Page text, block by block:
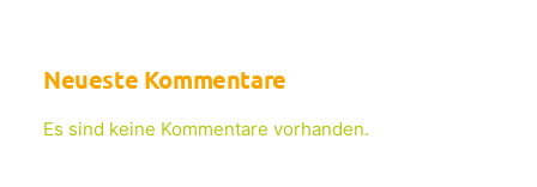
Neueste Kommentare
Es sind keine Kommentare vorhanden.